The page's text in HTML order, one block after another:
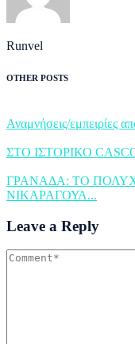
Runvel
OTHER POSTS
Αναμνήσεις/εμπειρίες
ΣΤΟ ΙΣΤΟΡΙΚΟ
ΓΡΑΝΑΔΑ: ΤΟ
ΝΙΚΑΡΑΓΟΥΑ...
Leave a Reply